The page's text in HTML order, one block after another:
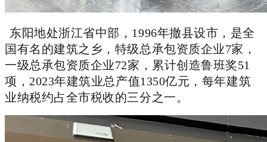
东阳地处浙江省中部，1996年撤县设市，是全
国有名的建筑之乡，特级总承包资质企业7家，
一级总承包资质企业72家，累计创造鲁班奖51
项，2023年建筑业总产值1350亿元，每年建筑
业纳税约占全市税收的三分之一。